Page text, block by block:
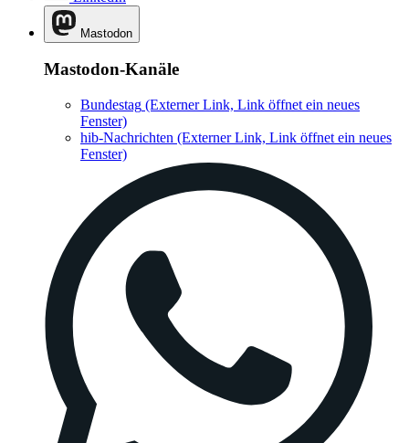
Mastodon
Mastodon-Kanäle
Bundestag (Externer Link, Link öffnet ein neues
Fenster)
hib-Nachrichten (Externer Link, Link öffnet ein neues
Fenster)